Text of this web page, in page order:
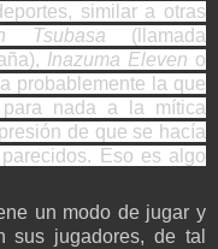
similar a otras
Tsubasa (llamada
Inazuma Eleven o
probablemente la que
nada a la mítica
de que se hacía
Eso es algo
un modo de jugar y
sus jugadores, de tal